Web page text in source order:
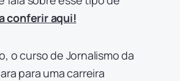
conferir aqui!
o curso de Jornalismo da
para uma carreira